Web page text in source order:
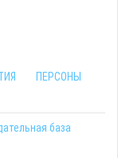
ПЕРСОНЫ
база